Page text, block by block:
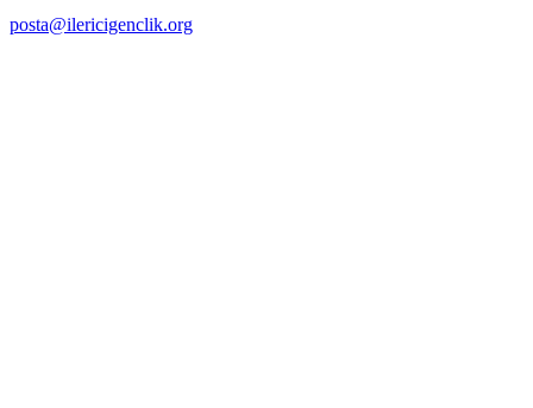
posta@ilericigenclik.org